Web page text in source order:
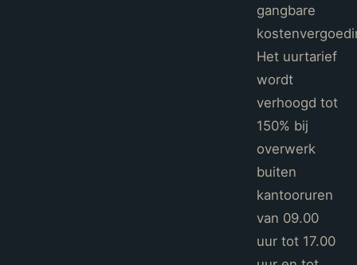
gangbare
Het uurtarief
wordt
verhoogd tot
150% bij
overwerk
buiten
kantooruren
van 09.00
uur tot 17.00